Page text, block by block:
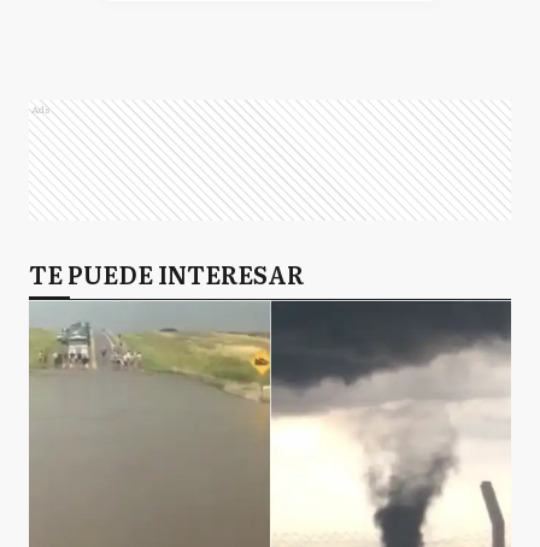
Ads
TE PUEDE INTERESAR